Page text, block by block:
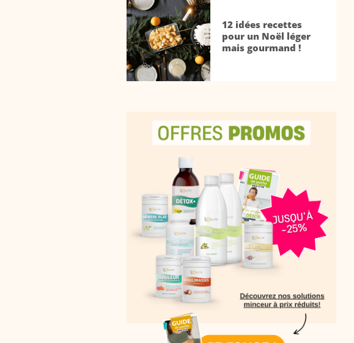
12 idées recettes
pour un Noël léger
mais gourmand !